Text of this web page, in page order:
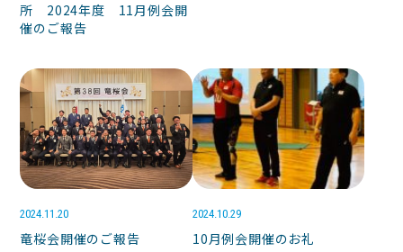
所 2024年度 11月例会開
催のご報告
2024.11.20
竜桜会開催のご報告
2024.10.29
10月例会開催のお礼